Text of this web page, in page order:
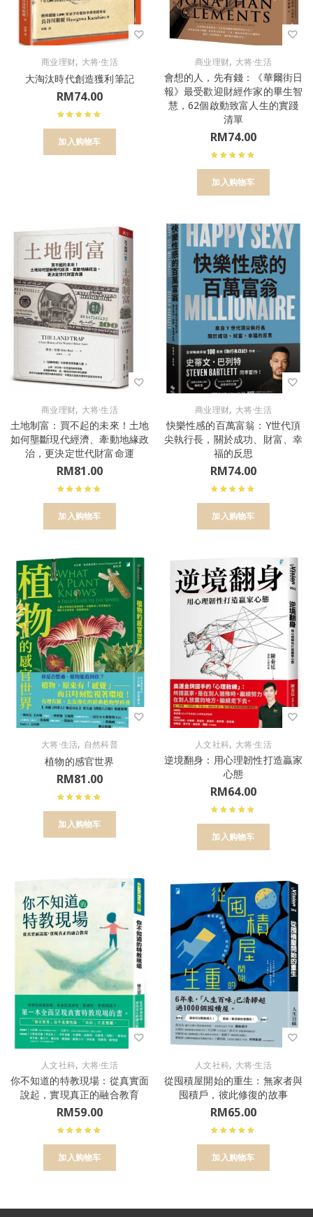
商业理财, 大将·生活
大淘汰時代創造獲利筆記
RM74.00
加入购物车
商业理财, 大将·生活
會想的人，先有錢：《華爾街日
報》最受歡迎財經作家的畢生智
慧，62個啟動致富人生的實踐
清單
RM74.00
加入购物车
商业理财, 大将·生活
土地制富：買不起的未來！土地
如何壟斷現代經濟、牽動地緣政
治，更決定世代財富命運
RM81.00
加入购物车
商业理财, 大将·生活
快樂性感的百萬富翁：Y世代頂
尖執行長，關於成功、財富、幸
福的反思
RM74.00
加入购物车
大将·生活, 自然科普
植物的感官世界
RM81.00
加入购物车
人文社科, 大将·生活
逆境翻身：用心理韌性打造贏家
心態
RM64.00
加入购物车
人文社科, 大将·生活
你不知道的特教現場：從真實面
說起，實現真正的融合教育
RM59.00
加入购物车
人文社科, 大将·生活
從囤積屋開始的重生：無家者與
囤積戶，彼此修復的故事
RM65.00
加入购物车